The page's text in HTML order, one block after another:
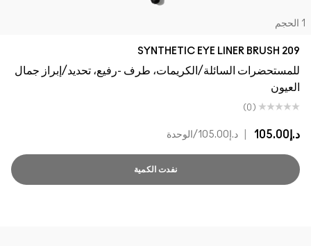
209 SYNTHETIC EYE LINER BRUSH
للمستحضرات السائلة/الكريمات، طرف -رفيع، تحديد/إبراز جمال
العيون
(0)
د.إ105.00 د.إ105.00 /الوحدة
نفدت الكمية